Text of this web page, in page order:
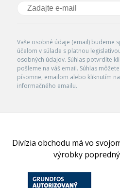
Vaše osobné údaje (email) budeme
účelom v súlade s platnou
osobných údajov. Súhlas potvrdíte
pošleme na váš email. Súhlas
písomne, emailom alebo kliknutím
informačného emailu.
Divízia obchodu má vo
výrobky